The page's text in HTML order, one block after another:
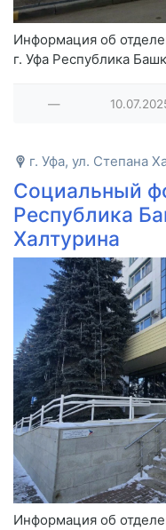
Информация об
г. Уфа Республика
—
г. Уфа, ул. Степана
Социальный
Республика
Халтурина
Информация об